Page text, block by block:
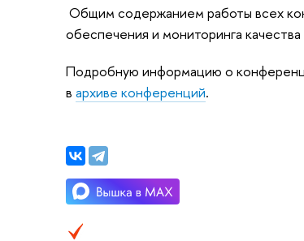
Общим содержанием работы всех
обеспечения и мониторинга
Подробную информацию о
в архиве конференций.